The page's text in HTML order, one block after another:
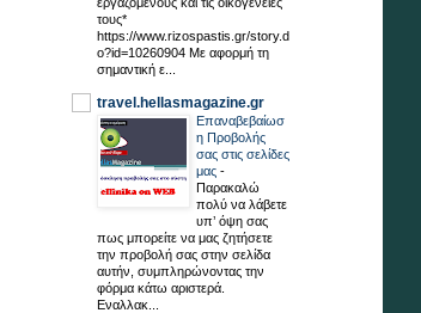
τους*
https://www.rizospastis.gr/story.d
o?id=10260904 Με αφορμή τη
σημαντική ε...
travel.hellasmagazine.gr
Επαναβεβαίωσ
η Προβολής
σας στις σελίδες
μας -
Παρακαλώ
πολύ να λάβετε
υπ’ όψη σας
πως μπορείτε να μας ζητήσετε
την προβολή σας στην σελίδα
αυτήν, συμπληρώνοντας την
φόρμα κάτω αριστερά.
Εναλλακ...